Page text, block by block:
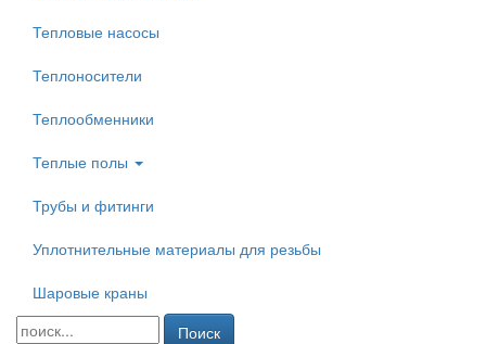
Тепловые насосы
Теплоносители
Теплообменники
Теплые полы
Трубы и фитинги
Уплотнительные материалы для резьбы
Шаровые краны
Поиск